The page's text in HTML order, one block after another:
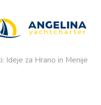
Ideje za Hrano in Menije